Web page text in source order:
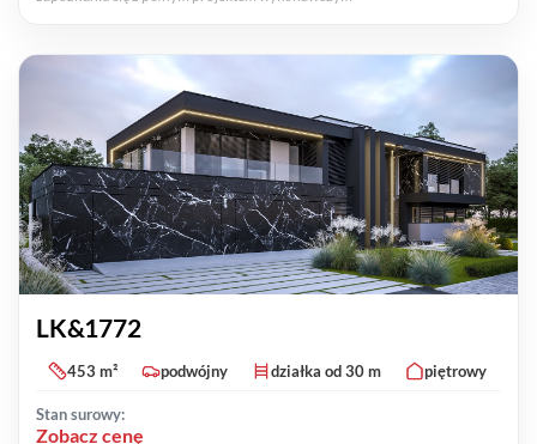
LK&1772
453 m² podwójny działka od 30 m piętrowy
Stan surowy:
Zobacz cenę